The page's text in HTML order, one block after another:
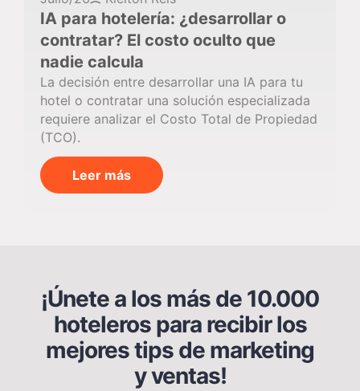
IA para hotelería: ¿desarrollar o
contratar? El costo oculto que
nadie calcula
La decisión entre desarrollar una IA para tu
hotel o contratar una solución especializada
requiere analizar el Costo Total de Propiedad
(TCO).
Leer más
¡Únete a los más de 10.000
hoteleros para recibir los
mejores tips de marketing
y ventas!